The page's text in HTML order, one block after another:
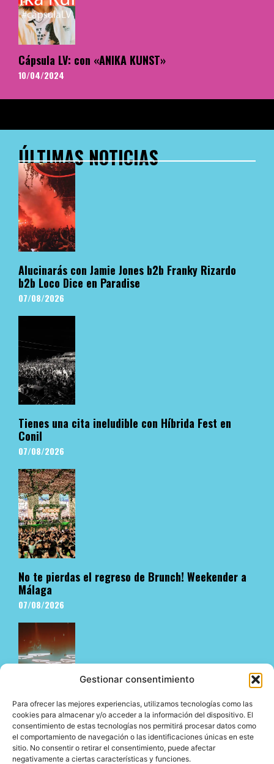
Gestionar consentimiento
Para ofrecer las mejores experiencias, utilizamos tecnologías como las
cookies para almacenar y/o acceder a la información del dispositivo. El
consentimiento de estas tecnologías nos permitirá procesar datos como
el comportamiento de navegación o las identificaciones únicas en este
sitio. No consentir o retirar el consentimiento, puede afectar
negativamente a ciertas características y funciones.
Cápsula LV: con «ANIKA KUNST»
10/04/2024
ÚLTIMAS NOTICIAS
Alucinarás con Jamie Jones b2b Franky Rizardo
b2b Loco Dice en Paradise
07/08/2026
Tienes una cita ineludible con Híbrida Fest en
Conil
07/08/2026
No te pierdas el regreso de Brunch! Weekender a
Málaga
07/08/2026
El underground en Ibiza es cosa de Pyramid
06/08/2026